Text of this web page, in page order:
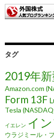
タグ
2019年
Amazon.com
Form 13F
Tesla
イエレン イ
ウラジミール・